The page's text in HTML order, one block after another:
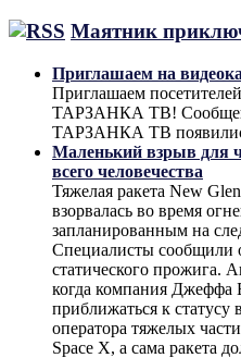
Маятник
Приглашаем на
Приглашаем
ТАРЗАНКА ТВ!
ТАРЗАНКА ТВ
Маленький взрыв для
всего человечества
Тяжелая ракета New
взорвалась во время
запланированным на
Специалисты сообщили
статического прожига.
когда компания Джеффа
приближаться к статусу
оператора тяжелых
Space X, а сама ракета